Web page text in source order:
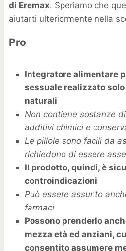
di Eremax. Speriamo che
aiutarti ulteriormente nella
Pro
Integratore alimentare
sessuale realizzato
naturali
Non contiene sostanze
additivi chimici e
Le pillole sono facili da
richiedono di essere
Il prodotto, quindi, è
controindicazioni
Può essere assunto
farmaci
Possono prenderlo
mezza età ed anziani,
consentito assumere